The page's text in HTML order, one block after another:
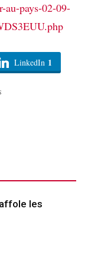
au-pays-02-09-
LinkedIn 1
les